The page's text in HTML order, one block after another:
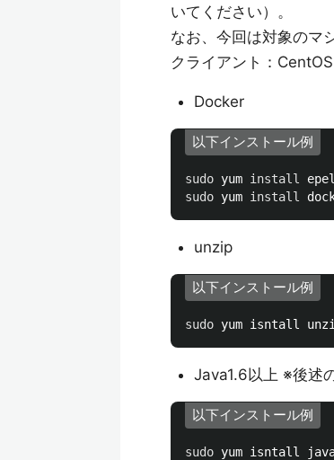
いてください）。
なお、今回は対象のマ
クライアント：
Docker
以下インストール例
sudo yum install
sudo yum install
unzip
以下インストール例
sudo yum isntall
Java1.6以上 ※後述
以下インストール例
sudo yum isntall